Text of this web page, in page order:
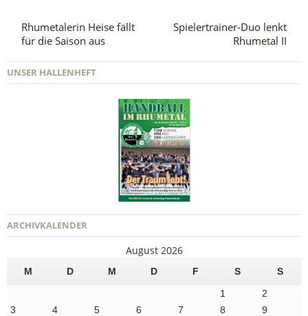
Rhumetalerin Heise fällt
für die Saison aus
Spielertrainer-Duo lenkt
Rhumetal II
UNSER HALLENHEFT
ARCHIVKALENDER
August 2026
M D M D F S
S
1
2
3
4 5 6 7 8
9